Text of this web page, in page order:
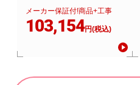
メーカー保証付!商品+工事
103,154円(税込)